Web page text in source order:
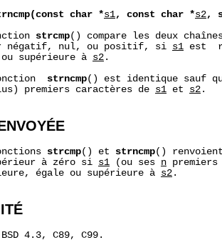
char *s1, const char *s2,
strcmp() compare les deux
négatif, nul, ou positif, si
s1 est
supérieure à
s2 .
strncmp() est identique sauf
premiers caractères de
s1 et s2 .
strcmp() et strncmp()
à zéro si
s1 (ou ses n
égale ou supérieure à
s2 .
4.3, C89, C99.